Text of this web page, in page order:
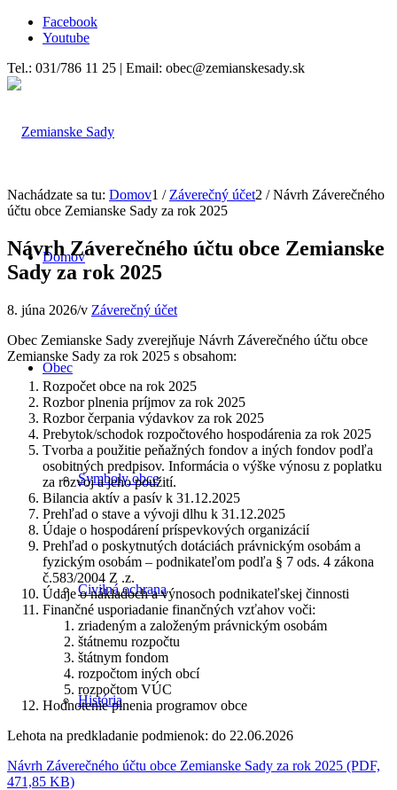
Facebook
Youtube
Tel.: 031/786 11 25 | Email: obec@zemianskesady.sk
Domov
Obec
Symboly obce
Civilná ochrana
História
Nachádzate sa tu: Domov1 / Záverečný účet2 / Návrh Záverečného
účtu obce Zemianske Sady za rok 2025
Návrh Záverečného účtu obce Zemianske
Sady za rok 2025
8. júna 2026/v Záverečný účet
Obec Zemianske Sady zverejňuje Návrh Záverečného účtu obce
Zemianske Sady za rok 2025 s obsahom:
Rozpočet obce na rok 2025
Rozbor plnenia príjmov za rok 2025
Rozbor čerpania výdavkov za rok 2025
Prebytok/schodok rozpočtového hospodárenia za rok 2025
Tvorba a použitie peňažných fondov a iných fondov podľa
osobitných predpisov. Informácia o výške výnosu z poplatku
za rozvoj a jeho použití.
Bilancia aktív a pasív k 31.12.2025
Prehľad o stave a vývoji dlhu k 31.12.2025
Údaje o hospodárení príspevkových organizácií
Prehľad o poskytnutých dotáciách právnickým osobám a
fyzickým osobám – podnikateľom podľa § 7 ods. 4 zákona
č.583/2004 Z .z.
Údaje o nákladoch a výnosoch podnikateľskej činnosti
Finančné usporiadanie finančných vzťahov voči:
zriadeným a založeným právnickým osobám
štátnemu rozpočtu
štátnym fondom
rozpočtom iných obcí
rozpočtom VÚC
Hodnotenie plnenia programov obce
Lehota na predkladanie podmienok: do 22.06.2026
Návrh Záverečného účtu obce Zemianske Sady za rok 2025 (PDF,
471,85 KB)